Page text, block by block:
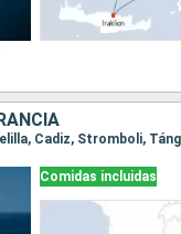
Comidas incluidas